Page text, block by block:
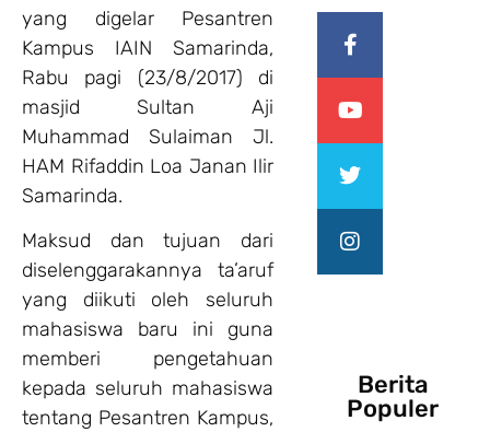
yang digelar Pesantren
Kampus IAIN Samarinda,
Rabu pagi (23/8/2017) di
masjid Sultan Aji
Muhammad Sulaiman Jl.
HAM Rifaddin Loa Janan Ilir
Samarinda.
Maksud dan tujuan dari
diselenggarakannya ta’aruf
yang diikuti oleh seluruh
mahasiswa baru ini guna
memberi pengetahuan
kepada seluruh mahasiswa
tentang Pesantren Kampus,
Berita
Populer